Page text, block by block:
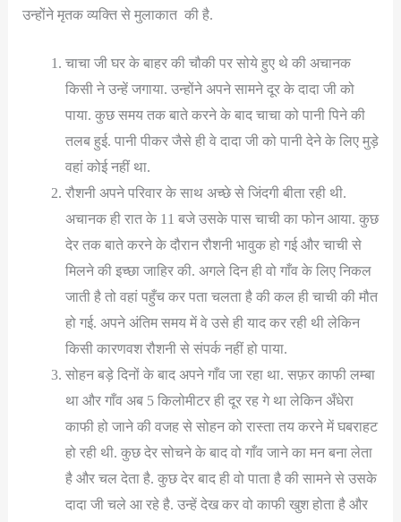
उन्होंने मृतक व्यक्ति से मुलाकात की है.
चाचा जी घर के बाहर की चौकी पर सोये हुए थे की अचानक
किसी ने उन्हें जगाया. उन्होंने अपने सामने दूर के दादा जी को
पाया. कुछ समय तक बाते करने के बाद चाचा को पानी पिने की
तलब हुई. पानी पीकर जैसे ही वे दादा जी को पानी देने के लिए मुड़े
वहां कोई नहीं था.
रौशनी अपने परिवार के साथ अच्छे से जिंदगी बीता रही थी.
अचानक ही रात के 11 बजे उसके पास चाची का फोन आया. कुछ
देर तक बाते करने के दौरान रौशनी भावुक हो गई और चाची से
मिलने की इच्छा जाहिर की. अगले दिन ही वो गाँव के लिए निकल
जाती है तो वहां पहुँच कर पता चलता है की कल ही चाची की मौत
हो गई. अपने अंतिम समय में वे उसे ही याद कर रही थी लेकिन
किसी कारणवश रौशनी से संपर्क नहीं हो पाया.
सोहन बड़े दिनों के बाद अपने गाँव जा रहा था. सफ़र काफी लम्बा
था और गाँव अब 5 किलोमीटर ही दूर रह गे था लेकिन अँधेरा
काफी हो जाने की वजह से सोहन को रास्ता तय करने में घबराहट
हो रही थी. कुछ देर सोचने के बाद वो गाँव जाने का मन बना लेता
है और चल देता है. कुछ देर बाद ही वो पाता है की सामने से उसके
दादा जी चले आ रहे है. उन्हें देख कर वो काफी खुश होता है और